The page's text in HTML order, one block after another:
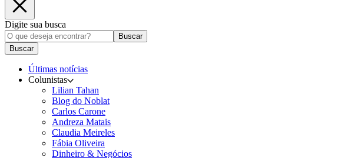
Digite sua busca
Buscar
Buscar
Últimas notícias
Colunistas
Lilian Tahan
Blog do Noblat
Carlos Carone
Andreza Matais
Claudia Meireles
Fábia Oliveira
Dinheiro & Negócios